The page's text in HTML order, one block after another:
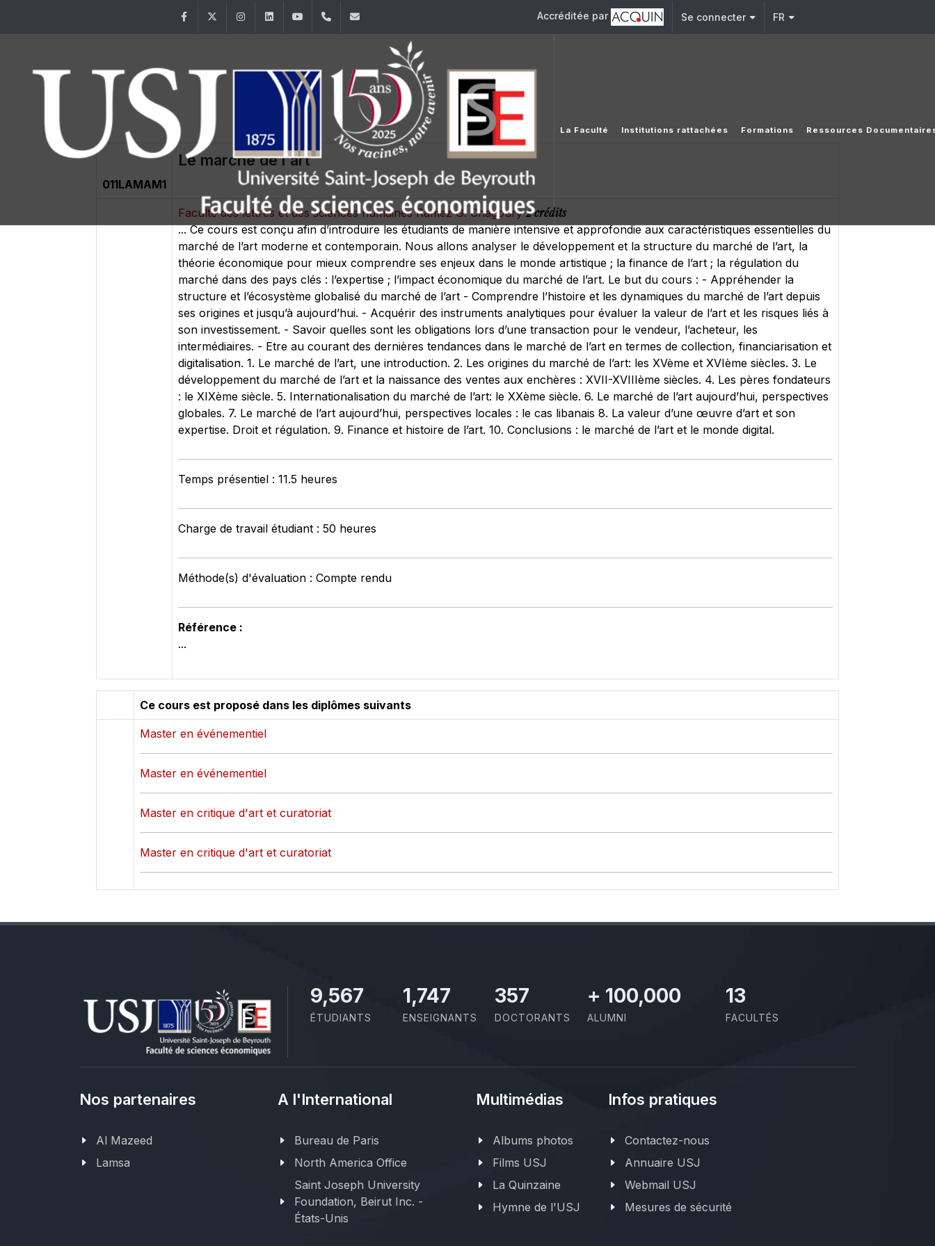
FacebookTwitter InstagramLinkedInYouTube+961 (1) 421 644 Accréditée par Se connecter FR
La Faculté Institutions rattachées Formations Ressources
011LAMAM1
Le marché de l'art
Faculté des lettres et des sciences humaines Ramez G. Chagoury2 crédits
... Ce cours est conçu afin d’introduire les étudiants de manière intensive et approfondie aux caractéristiques essentielles du
marché de l’art moderne et contemporain. Nous allons analyser le développement et la structure du marché de l’art, la
théorie économique pour mieux comprendre ses enjeux dans le monde artistique ; la finance de l’art ; la régulation du
marché dans des pays clés : l’expertise ; l’impact économique du marché de l’art. Le but du cours : - Appréhender la
structure et l’écosystème globalisé du marché de l’art - Comprendre l’histoire et les dynamiques du marché de l’art depuis
ses origines et jusqu’à aujourd’hui. - Acquérir des instruments analytiques pour évaluer la valeur de l’art et les risques liés à
son investissement. - Savoir quelles sont les obligations lors d’une transaction pour le vendeur, l’acheteur, les
intermédiaires. - Etre au courant des dernières tendances dans le marché de l’art en termes de collection, financiarisation et
digitalisation. 1. Le marché de l’art, une introduction. 2. Les origines du marché de l’art: les XVème et XVIème siècles. 3. Le
développement du marché de l’art et la naissance des ventes aux enchères : XVII-XVIIIème siècles. 4. Les pères fondateurs
: le XIXème siècle. 5. Internationalisation du marché de l’art: le XXème siècle. 6. Le marché de l’art aujourd’hui, perspectives
globales. 7. Le marché de l’art aujourd’hui, perspectives locales : le cas libanais 8. La valeur d’une œuvre d’art et son
expertise. Droit et régulation. 9. Finance et histoire de l’art. 10. Conclusions : le marché de l’art et le monde digital.
Temps présentiel : 11.5 heures
Charge de travail étudiant : 50 heures
Méthode(s) d'évaluation : Compte rendu
Référence :
...
Ce cours est proposé dans les diplômes suivants
Master en événementiel
Master en événementiel
Master en critique d'art et curatoriat
Master en critique d'art et curatoriat
11,110
ÉTUDIANTS
2,029
ENSEIGNANTS
414
DOCTORANTS
+ 100,000
ALUMNI
13
FACULTÉS
Nos partenaires
Al Mazeed
Lamsa
A l'International
Bureau de Paris
North America Office
Saint Joseph University
Foundation, Beirut Inc. -
États-Unis
Multimédias
Albums photos
Films USJ
La Quinzaine
Hymne de l'USJ
Infos pratiques
Contactez-nous
Annuaire USJ
Webmail USJ
Mesures de sécurité